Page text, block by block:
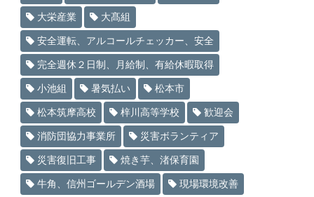
大栄産業 大髙組
安全運転、アルコールチェッカー、安全
完全週休２日制、月給制、有給休暇取得
小池組 暑気払い 松本市
松本筑摩高校 梓川高等学校 歓迎会
消防団協力事業所 災害ボランティア
災害復旧工事 焼き芋、渚保育園
牛角、信州ゴールデン酒場 現場環境改善